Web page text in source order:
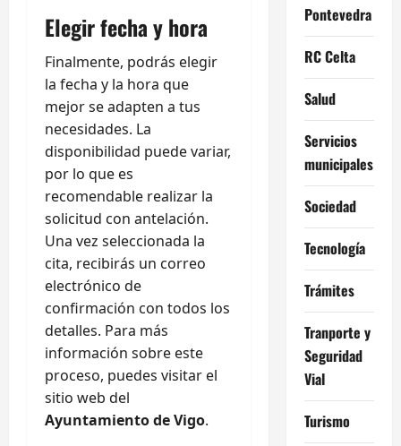
Elegir fecha y hora
Finalmente, podrás elegir
la fecha y la hora que
mejor se adapten a tus
necesidades. La
disponibilidad puede variar,
por lo que es
recomendable realizar la
solicitud con antelación.
Una vez seleccionada la
cita, recibirás un correo
electrónico de
confirmación con todos los
detalles. Para más
información sobre este
proceso, puedes visitar el
sitio web del
Ayuntamiento de Vigo.
Pontevedra
RC Celta
Salud
Servicios
municipales
Sociedad
Tecnología
Trámites
Tranporte y
Seguridad
Vial
Turismo